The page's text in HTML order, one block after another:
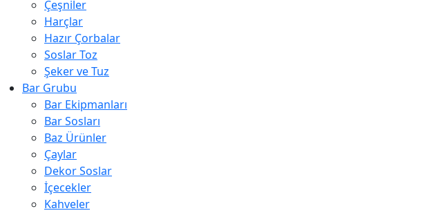
Çeşniler
Harçlar
Hazır Çorbalar
Soslar Toz
Şeker ve Tuz
Bar Grubu
Bar Ekipmanları
Bar Sosları
Baz Ürünler
Çaylar
Dekor Soslar
İçecekler
Kahveler